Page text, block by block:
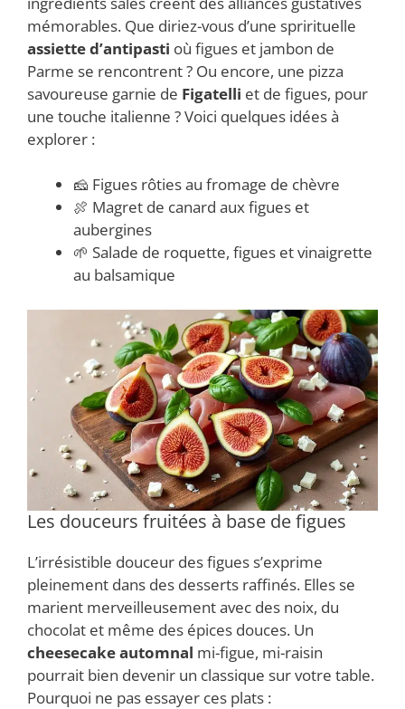
mémorables. Que diriez-vous d’une sprirituelle
assiette d’antipasti où figues et jambon de
Parme se rencontrent ? Ou encore, une pizza
savoureuse garnie de Figatelli et de figues, pour
une touche italienne ? Voici quelques idées à
explorer :
🧀 Figues rôties au fromage de chèvre
🍖 Magret de canard aux figues et
aubergines
🌱 Salade de roquette, figues et vinaigrette
au balsamique
Les douceurs fruitées à base de figues
L’irrésistible douceur des figues s’exprime
pleinement dans des desserts raffinés. Elles se
marient merveilleusement avec des noix, du
chocolat et même des épices douces. Un
cheesecake automnal mi-figue, mi-raisin
pourrait bien devenir un classique sur votre table.
Pourquoi ne pas essayer ces plats :